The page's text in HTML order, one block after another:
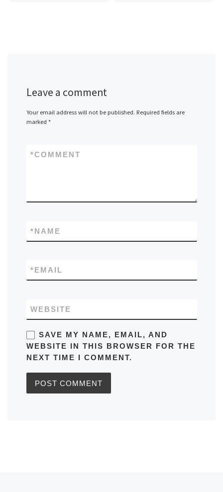
Leave a comment
Your email address will not be published. Required fields are
marked *
COMMENT
*
NAME
*
EMAIL
*
WEBSITE
SAVE MY NAME, EMAIL, AND
WEBSITE IN THIS BROWSER FOR THE
NEXT TIME I COMMENT.